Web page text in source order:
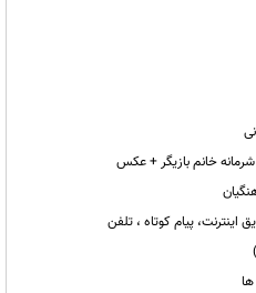
خانم بازیگر + عکس
اینترنت، پیام کوتاه ، تلفن